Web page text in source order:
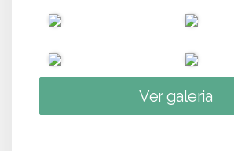
Ver galeria